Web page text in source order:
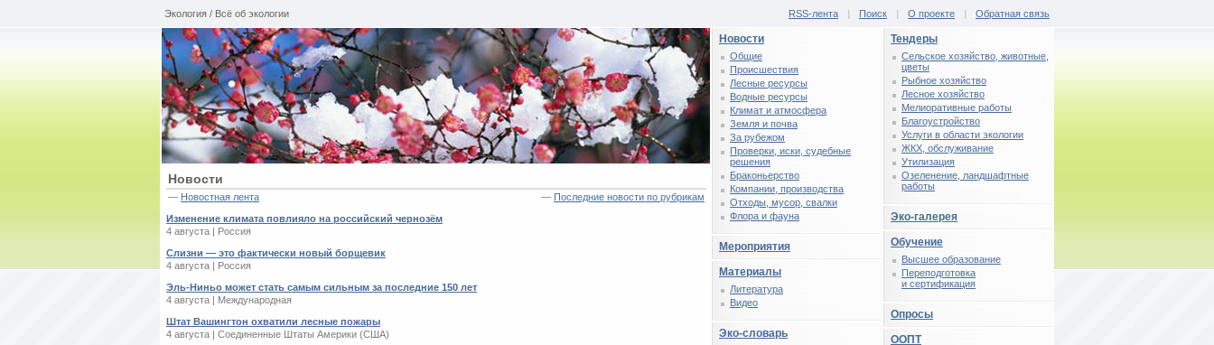
Экология / Всё об экологии RSS-лента | Поиск | О проекте | Обратная связь
Новости
— Новостная лента — Последние новости по рубрикам
Изменение климата повлияло на российский чернозём
4 августа | Россия
Слизни — это фактически новый борщевик
4 августа | Россия
Эль-Ниньо может стать самым сильным за последние 150 лет
4 августа | Международная
Штат Вашингтон охватили лесные пожары
4 августа | Соединенные Штаты Америки (США)
Тендеры
Сельское хозяйство, животные,
цветы
Рыбное хозяйство
Лесное хозяйство
Мелиоративные работы
Благоустройство
Услуги в области экологии
ЖКХ, обслуживание
Утилизация
Озеленение, ландшафтные
работы
Эко-галерея
Обучение
Высшее образование
Переподготовка
и сертификация
Опросы
ООПТ
Новости
Общие
Происшествия
Лесные ресурсы
Водные ресурсы
Климат и атмосфера
Земля и почва
За рубежом
Проверки, иски, судебные
решения
Браконьерство
Компании, производства
Отходы, мусор, свалки
Флора и фауна
Мероприятия
Материалы
Литература
Видео
Эко-словарь